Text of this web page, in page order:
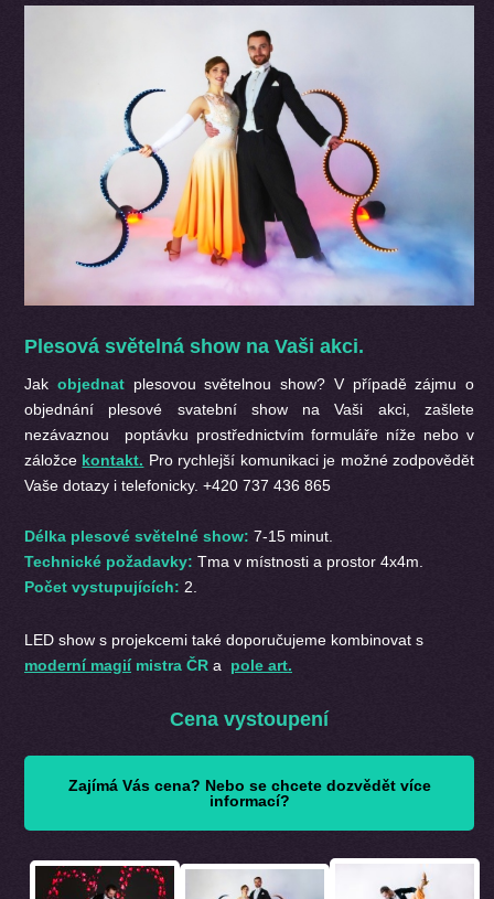
Plesová světelná show na Vaši akci.
Jak objednat plesovou světelnou show? V případě zájmu o
objednání plesové svatební show na Vaši akci, zašlete
nezávaznou poptávku prostřednictvím formuláře níže nebo v
záložce kontakt. Pro rychlejší komunikaci je možné zodpovědět
Vaše dotazy i telefonicky. +420 737 436 865
Délka plesové světelné show: 7-15 minut.
Technické požadavky: Tma v místnosti a prostor 4x4m.
Počet vystupujících: 2.
LED show s projekcemi také doporučujeme kombinovat s
moderní magiímistra ČR a pole art.
Cena vystoupení
Zajímá Vás cena? Nebo se chcete dozvědět více
informací?